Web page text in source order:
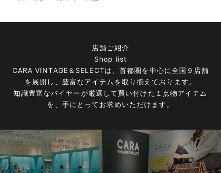
店舗ご紹介
Shop list
CARA VINTAGE＆SELECTは、首都圏を中心に全国９店舗
を展開し、豊富なアイテムを取り揃えております。
知識豊富なバイヤーが厳選して買い付けた１点物アイテム
を、手にとってお求めいただけます。